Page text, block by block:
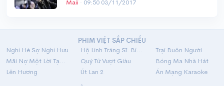
Maii · 09:50 03/11/2017
PHIM VIỆT SẮP CHIẾU
Nghỉ Hè Sợ Nghỉ Hưu
Hộ Linh Tráng Sĩ: Bí Ẩn Mộ Vua Đinh
Trại Buôn Người
Mãi Nợ Một Lời Tạm Biệt
Quý Tử Vượt Giàu
Bóng Ma Nhà Hát
Lên Hương
Út Lan 2
Án Mạng Karaoke